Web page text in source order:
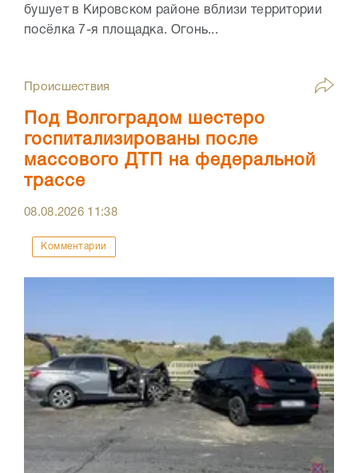
бушует в Кировском районе вблизи территории
посёлка 7-я площадка. Огонь...
Происшествия
Под Волгоградом шестеро
госпитализированы после
массового ДТП на федеральной
трассе
08.08.2026 11:38
Комментарии